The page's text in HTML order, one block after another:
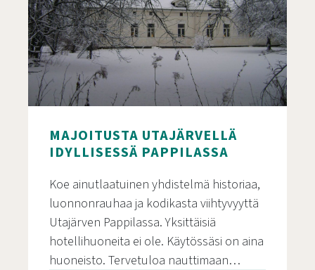
MAJOITUSTA UTAJÄRVELLÄ
IDYLLISESSÄ PAPPILASSA
Koe ainutlaatuinen yhdistelmä historiaa,
luonnonrauhaa ja kodikasta viihtyvyyttä
Utajärven Pappilassa. Yksittäisiä
hotellihuoneita ei ole. Käytössäsi on aina
huoneisto. Tervetuloa nauttimaan…